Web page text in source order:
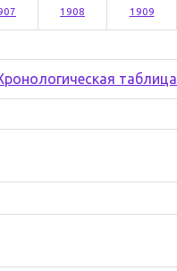
1908 1909
таблица